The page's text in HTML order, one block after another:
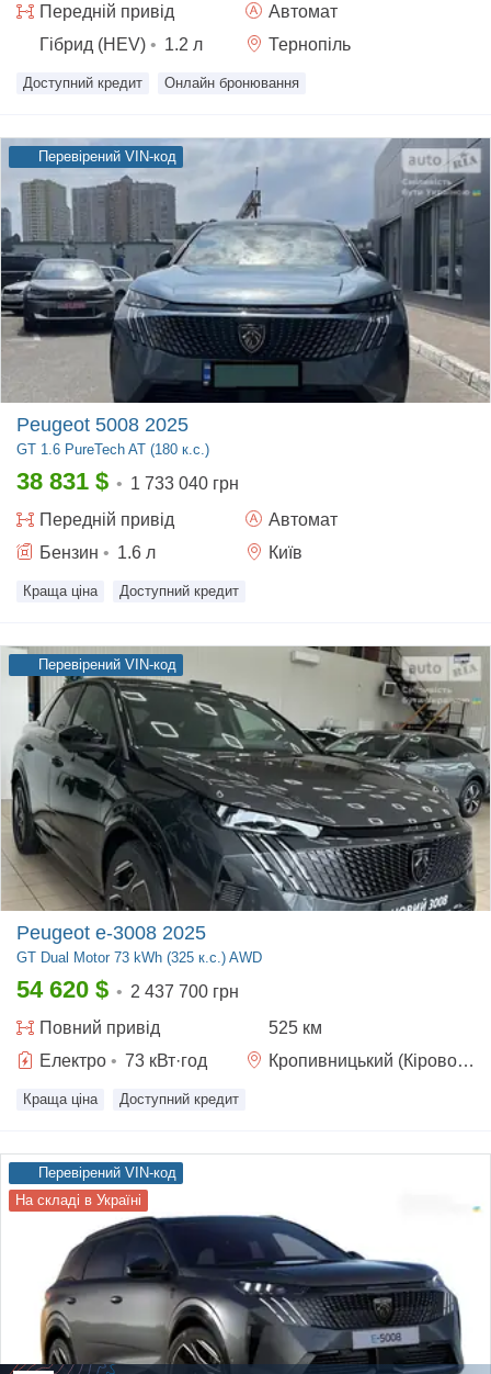
Передній привід
Автомат
Гібрид (HEV) • 1.2 л Тернопіль
Доступний кредит Онлайн бронювання
Перевірений VIN-код
Peugeot 5008 2025
GT 1.6 PureTech AT (180 к.с.)
38 831 $ • 1 733 040 грн
Передній привід
Автомат
Бензин • 1.6 л Київ
Краща ціна Доступний кредит
Перевірений VIN-код
Peugeot e-3008 2025
GT Dual Motor 73 kWh (325 к.с.) AWD
54 620 $ • 2 437 700 грн
Повний привід
525 км
Електро • 73 кВт·год Кропивницький (Кіровоград)
Краща ціна Доступний кредит
Перевірений VIN-код
На складі в Україні